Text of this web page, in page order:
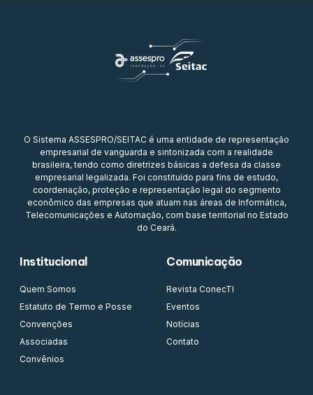
O Sistema ASSESPRO/SEITAC é uma entidade de representação
empresarial de vanguarda e sintonizada com a realidade
brasileira, tendo como diretrizes básicas a defesa da classe
empresarial legalizada. Foi constituído para fins de estudo,
coordenação, proteção e representação legal do segmento
econômico das empresas que atuam nas áreas de Informática,
Telecomunicações e Automação, com base territorial no Estado
do Ceará.
Institucional
Quem Somos
Estatuto de Termo e Posse
Convenções
Associadas
Convênios
Comunicação
Revista ConecTI
Eventos
Notícias
Contato